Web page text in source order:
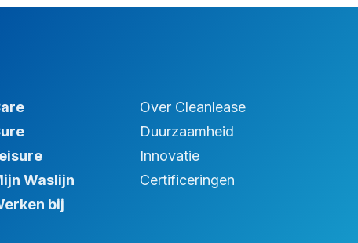
Waslijn
bij
Over Cleanlease
Duurzaamheid
Innovatie
Certificeringen